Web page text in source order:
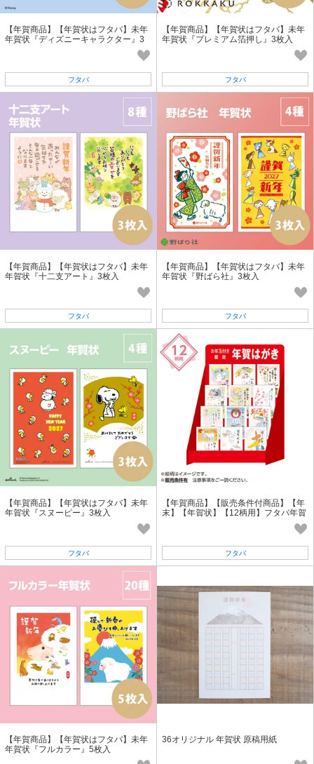
【年賀商品】【年賀状はフタバ】未年
年賀状『ディズニーキャラクター』3
フタバ
【年賀商品】【年賀状はフタバ】未年
年賀状『プレミアム箔押し』3枚入
フタバ
【年賀商品】【年賀状はフタバ】未年
年賀状『十二支アート』3枚入
フタバ
【年賀商品】【年賀状はフタバ】未年
年賀状『野ばら社』3枚入
フタバ
【年賀商品】【年賀状はフタバ】未年
年賀状『スヌーピー』3枚入
フタバ
【年賀商品】【販売条件付商品】【年
末】【年賀状】【12柄用】フタバ年賀
フタバ
【年賀商品】【年賀状はフタバ】未年
年賀状『フルカラー』5枚入
36オリジナル 年賀状 原稿用紙